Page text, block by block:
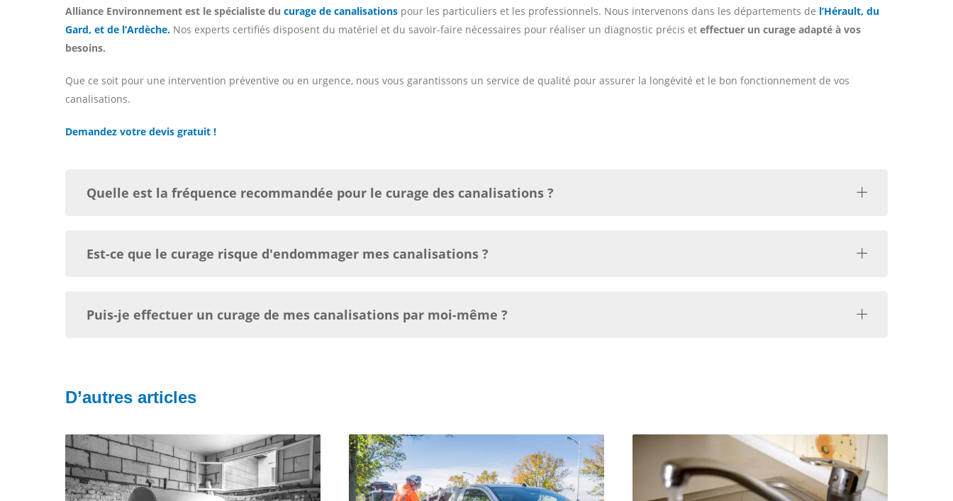
Alliance Environnement est le spécialiste du curage de canalisations pour les particuliers et les professionnels. Nous intervenons dans les départements de l’Hérault, du
Gard, et de l’Ardèche. Nos experts certifiés disposent du matériel et du savoir-faire nécessaires pour réaliser un diagnostic précis et effectuer un curage adapté à vos
besoins.
Que ce soit pour une intervention préventive ou en urgence, nous vous garantissons un service de qualité pour assurer la longévité et le bon fonctionnement de vos
canalisations.
Demandez votre devis gratuit !
Quelle est la fréquence recommandée pour le curage des canalisations ?
Est-ce que le curage risque d'endommager mes canalisations ?
Puis-je effectuer un curage de mes canalisations par moi-même ?
D’autres articles